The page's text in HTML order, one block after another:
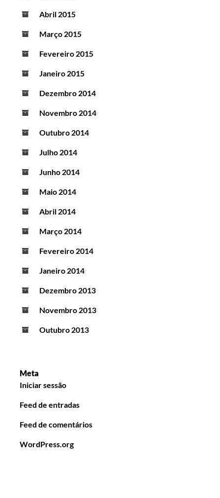
Abril 2015
Março 2015
Fevereiro 2015
Janeiro 2015
Dezembro 2014
Novembro 2014
Outubro 2014
Julho 2014
Junho 2014
Maio 2014
Abril 2014
Março 2014
Fevereiro 2014
Janeiro 2014
Dezembro 2013
Novembro 2013
Outubro 2013
Meta
Iniciar sessão
Feed de entradas
Feed de comentários
WordPress.org